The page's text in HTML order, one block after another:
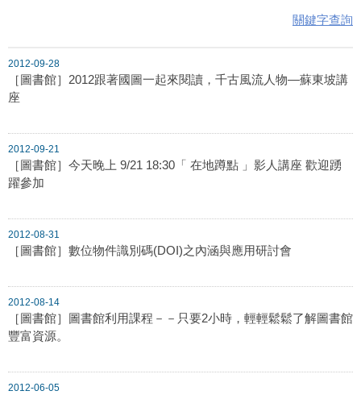
關鍵字查詢
2012-09-28
［圖書館］2012跟著國圖一起來閱讀，千古風流人物—蘇東坡講
座
2012-09-21
［圖書館］今天晚上 9/21 18:30「 在地蹲點 」影人講座 歡迎踴
躍參加
2012-08-31
［圖書館］數位物件識別碼(DOI)之內涵與應用研討會
2012-08-14
［圖書館］圖書館利用課程－－只要2小時，輕輕鬆鬆了解圖書館
豐富資源。
2012-06-05